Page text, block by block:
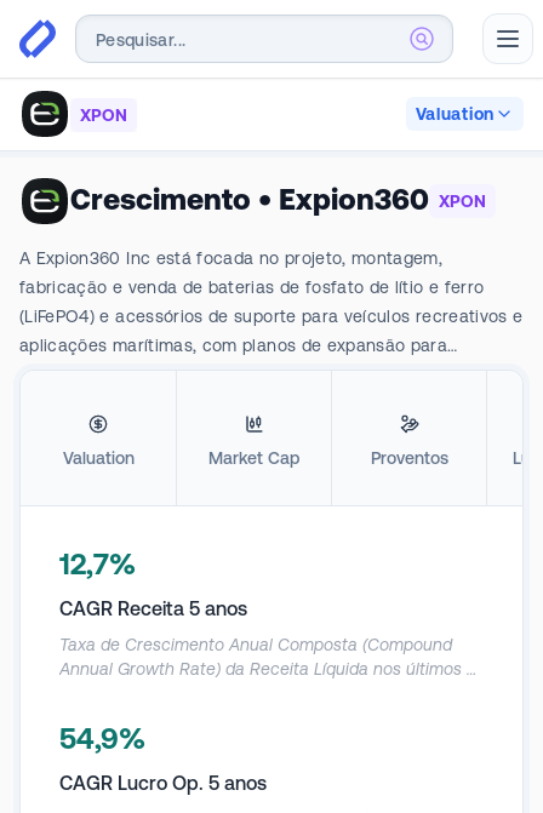
XPON Valuation
Crescimento • Expion360 XPON
A Expion360 Inc está focada no projeto, montagem,
fabricação e venda de baterias de fosfato de lítio e ferro
(LiFePO4) e acessórios de suporte para veículos recreativos e
aplicações marítimas, com planos de expansão para
produtos domésticos e aplicações industriais. Suas ofertas
setor de RV e Marinha.
Valuation
Market Cap Proventos
12,7%
CAGR Receita 5 anos
Taxa de Crescimento Anual Composta (Compound
Annual Growth Rate) da Receita Líquida nos últimos 5
54,9%
CAGR Lucro Op. 5 anos